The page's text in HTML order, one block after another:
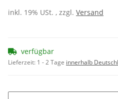
inkl. 19% USt. , zzgl. Versand
verfügbar
Lieferzeit: 1 - 2 Tage innerhalb